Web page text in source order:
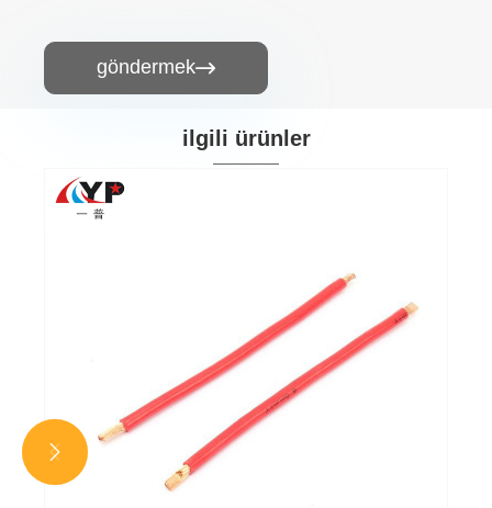
göndermek
ilgili ürünler

